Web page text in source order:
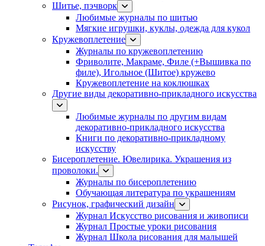
Шитье, пэчворк
Любимые журналы по шитью
Мягкие игрушки, куклы, одежда для кукол
Кружевоплетение
Журналы по кружевоплетению
Фриволите, Макраме, Филе (+Вышивка по
филе), Игольное (Шитое) кружево
Кружевоплетение на коклюшках
Другие виды декоративно-прикладного искусства
Любимые журналы по другим видам
декоративно-прикладного искусства
Книги по декоративно-прикладному
искусству
Бисероплетение. Ювелирика. Украшения из
проволоки.
Журналы по бисероплетению
Обучающая литература по украшениям
Рисунок, графический дизайн
Журнал Искусство рисования и живописи
Журнал Простые уроки рисования
Журнал Школа рисования для малышей